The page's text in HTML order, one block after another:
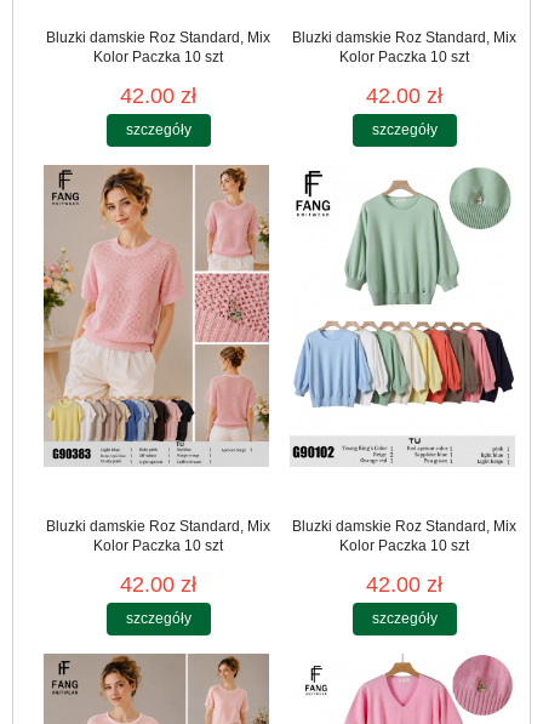
Bluzki damskie Roz Standard, Mix
Kolor Paczka 10 szt
42.00 zł
szczegóły
Bluzki damskie Roz Standard, Mix
Kolor Paczka 10 szt
42.00 zł
szczegóły
Bluzki damskie Roz Standard, Mix
Kolor Paczka 10 szt
42.00 zł
szczegóły
Bluzki damskie Roz Standard, Mix
Kolor Paczka 10 szt
42.00 zł
szczegóły